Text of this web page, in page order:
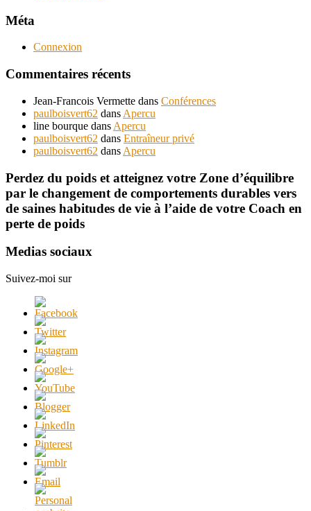
Méta
Connexion
Commentaires récents
Jean-Francois Vermette dans Conférences
paulboisvert62 dans Apercu
line bourque dans Apercu
paulboisvert62 dans Entraîneur privé
paulboisvert62 dans Apercu
Perdez du poids et atteignez votre Zone d’équilibre
par le changement de comportements durables vers
de saines habitudes de vie à l’aide de votre Coach en
perte de poids
Medias sociaux
Suivez-moi sur